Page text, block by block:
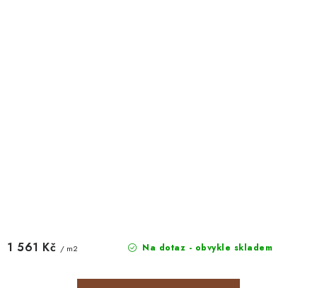
Na dotaz - obvykle skladem
1 561 Kč / m2